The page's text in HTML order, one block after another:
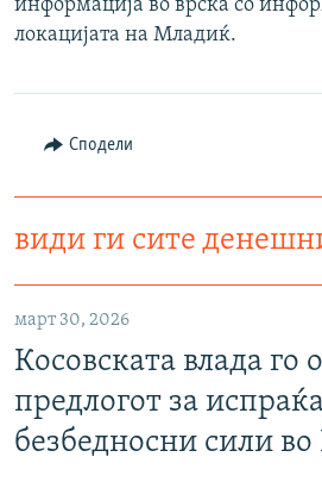
информација во врска со
локацијата на Младиќ.
Сподели
види ги сите
март 30, 2026
Косовската влада го
предлогот за
безбедносни сили во